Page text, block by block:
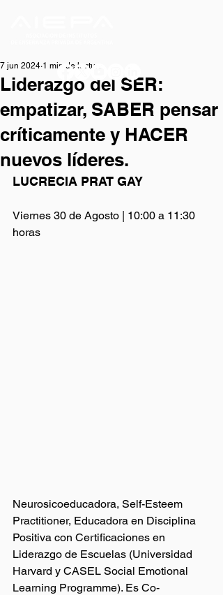
Liderazgo del SER:
empatizar, SABER pensar
críticamente y HACER
nuevos líderes.
7 jun 2024 1 min de lectura
LUCRECIA PRAT GAY
Viernes 30 de Agosto | 10:00 a 11:30
horas
Neurosicoeducadora, Self-Esteem
Practitioner, Educadora en Disciplina
Positiva con Certificaciones en
Liderazgo de Escuelas (Universidad
Harvard y CASEL Social Emotional
Learning Programme). Es Co-